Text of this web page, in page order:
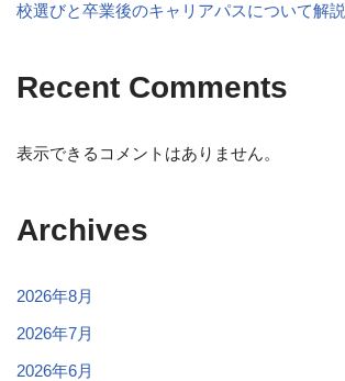
校選びと卒業後のキャリアパスについて解説
Recent Comments
表示できるコメントはありません。
Archives
2026年8月
2026年7月
2026年6月